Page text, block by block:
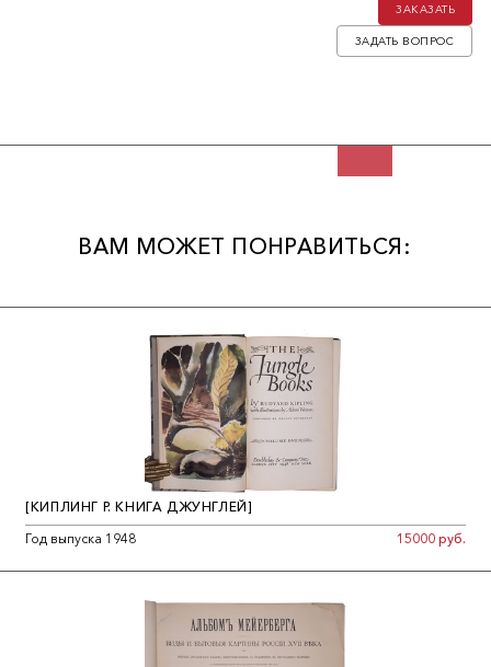
Данное рекламное издание вышло в свет под эгидой Ebauches
развитие швейцарской часовой промышленности.
ЗАДАТЬ ВОПРОС
ЗАКАЗАТЬ
ВАМ МОЖЕТ ПОНРАВИТЬСЯ:
[КИПЛИНГ Р. КНИГА ДЖУНГЛЕЙ]
Год выпуска 1948
15000 руб.